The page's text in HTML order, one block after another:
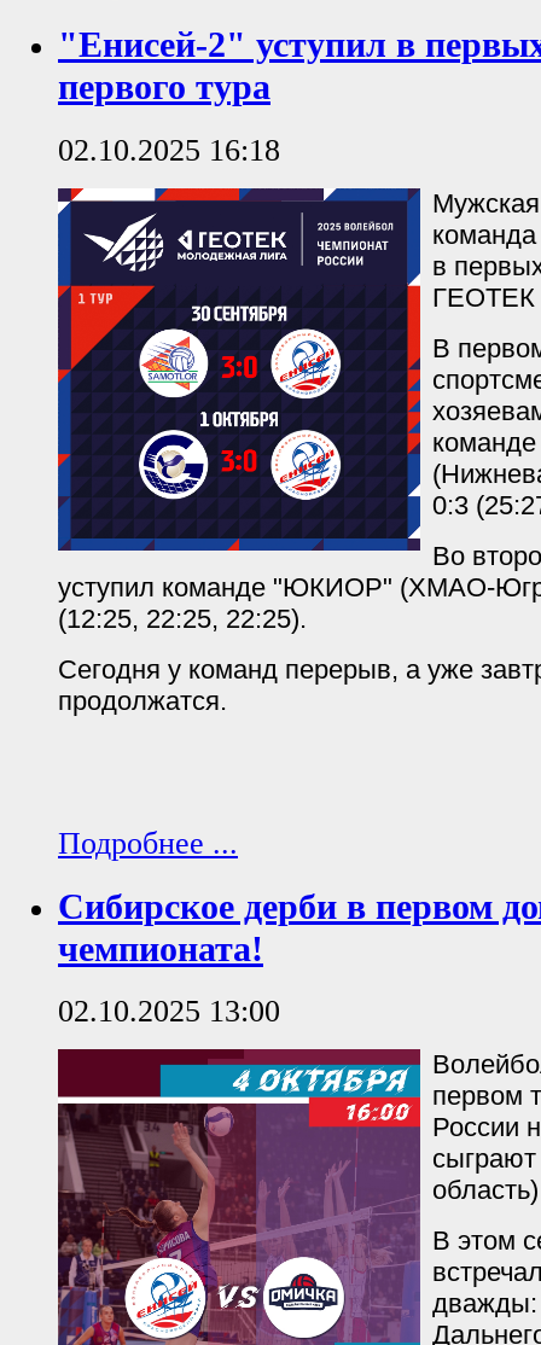
"Енисей-2" уступил в
первого тура
02.10.2025 16:18
в
ГЕОТЕК
В
0:3
Во
уступил команде "ЮКИОР" (ХМАО-
(12:25, 22:25, 22:25).
Сегодня у команд перерыв, а уже
продолжатся.
Подробнее ...
Сибирское дерби в первом
чемпионата!
02.10.2025 13:00
первом
России
В этом
дважды: